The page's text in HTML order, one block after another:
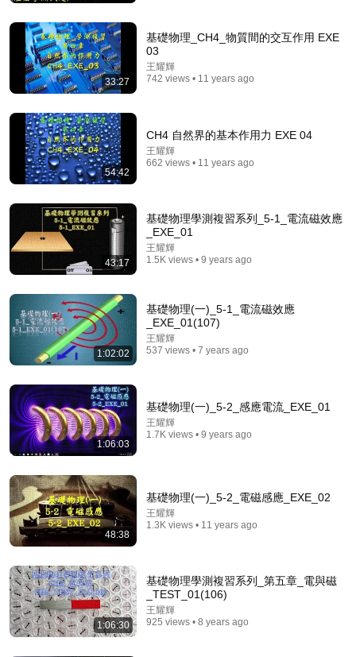
43:36
電，到底是什麼？
522K views
The Scariest Chart in Electrical Engineering
Veritasium • 4.7M views
33:27
基礎物理_CH4_物質間的交互作用 EXE
03
王耀輝
742 views • 11 years ago
54:42
CH4 自然界的基本作用力 EXE 04
王耀輝
662 views • 11 years ago
43:17
基礎物理學測複習系列_5-1_電流磁效應
_EXE_01
王耀輝
1.5K views • 9 years ago
1:02:02
基礎物理(一)_5-1_電流磁效應
_EXE_01(107)
王耀輝
537 views • 7 years ago
1:06:03
基礎物理(一)_5-2_感應電流_EXE_01
王耀輝
1.7K views • 9 years ago
48:38
基礎物理(一)_5-2_電磁感應_EXE_02
王耀輝
1.3K views • 11 years ago
1:06:30
基礎物理學測複習系列_第五章_電與磁
_TEST_01(106)
王耀輝
925 views • 8 years ago